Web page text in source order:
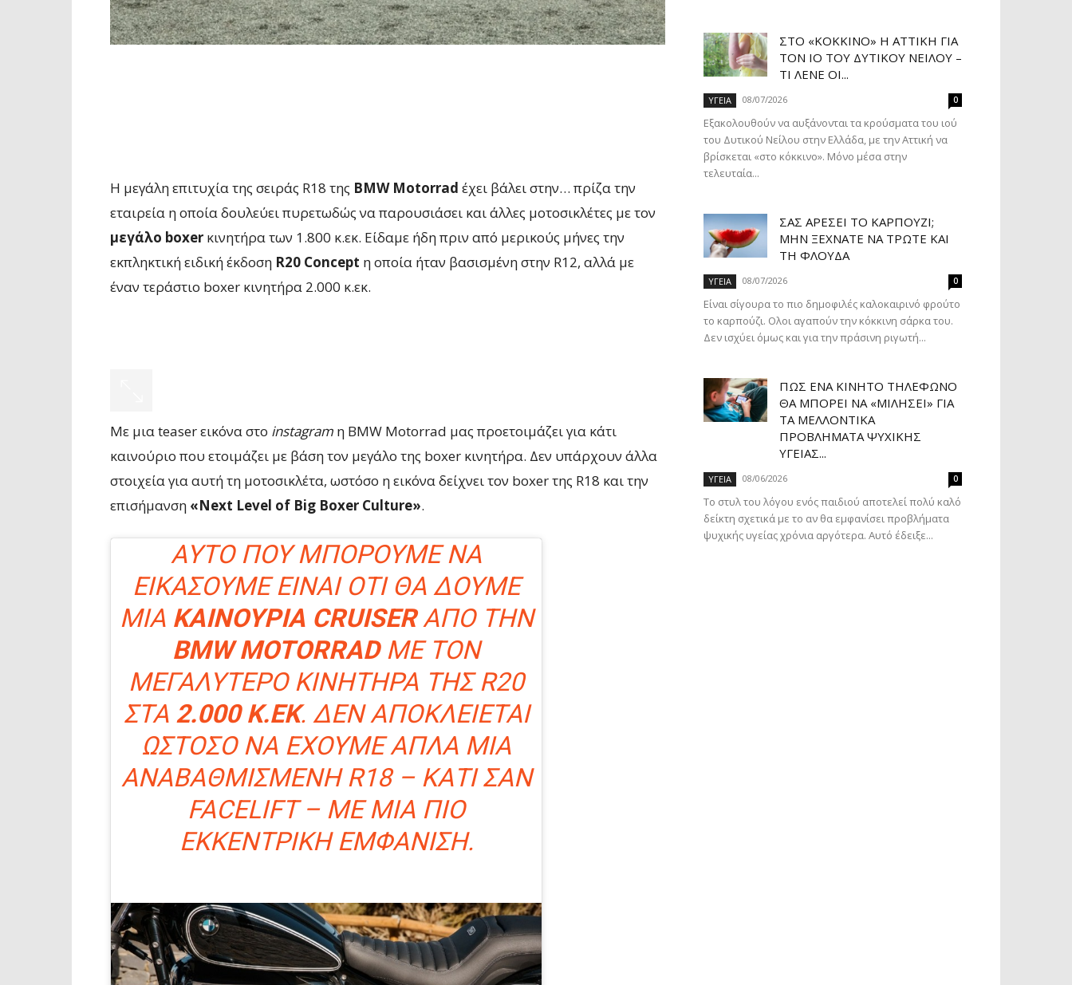
Η μεγάλη επιτυχία της σειράς R18 της BMW Motorrad έχει βάλει στην… πρίζα την
εταιρεία η οποία δουλεύει πυρετωδώς να παρουσιάσει και άλλες μοτοσικλέτες με τον
μεγάλο boxer κινητήρα των 1.800 κ.εκ. Είδαμε ήδη πριν από μερικούς μήνες την
εκπληκτική ειδική έκδοση R20 Concept η οποία ήταν βασισμένη στην R12, αλλά με
έναν τεράστιο boxer κινητήρα 2.000 κ.εκ.
Με μια teaser εικόνα στο instagram η BMW Motorrad μας προετοιμάζει για κάτι
καινούριο που ετοιμάζει με βάση τον μεγάλο της boxer κινητήρα. Δεν υπάρχουν άλλα
στοιχεία για αυτή τη μοτοσικλέτα, ωστόσο η εικόνα δείχνει τον boxer της R18 και την
επισήμανση «Next Level of Big Boxer Culture».
ΑΥΤΌ ΠΟΥ ΜΠΟΡΟΎΜΕ ΝΑ
ΕΙΚΆΣΟΥΜΕ ΕΊΝΑΙ ΌΤΙ ΘΑ ΔΟΎΜΕ
ΜΙΑ ΚΑΙΝΟΎΡΙΑ CRUISERΑΠΌ ΤΗΝ
BMW MOTORRADΜΕ ΤΟΝ
ΜΕΓΑΛΎΤΕΡΟ ΚΙΝΗΤΉΡΑ ΤΗΣ R20
ΣΤΑ 2.000 Κ.ΕΚ. ΔΕΝ ΑΠΟΚΛΕΊΕΤΑΙ
ΩΣΤΌΣΟ ΝΑ ΈΧΟΥΜΕ ΑΠΛΆ ΜΙΑ
ΑΝΑΒΑΘΜΙΣΜΈΝΗ R18 – ΚΆΤΙ ΣΑΝ
FACELIFT – ΜΕ ΜΙΑ ΠΙΟ
ΕΚΚΕΝΤΡΙΚΉ ΕΜΦΆΝΙΣΗ.
ΣΤΟ «ΚΌΚΚΙΝΟ» Η ΑΤΤΙΚΉ ΓΙΑ
ΤΟΝ ΙΌ ΤΟΥ ΔΥΤΙΚΟΎ ΝΕΊΛΟΥ –
ΤΙ ΛΈΝΕ ΟΙ...
ΥΓΕΙΑ 08/07/2026 0
Εξακολουθούν να αυξάνονται τα κρούσματα του ιού
του Δυτικού Νείλου στην Ελλάδα, με την Αττική να
βρίσκεται «στο κόκκινο». Μόνο μέσα στην
τελευταία...
ΣΑΣ ΑΡΈΣΕΙ ΤΟ ΚΑΡΠΟΎΖΙ;
ΜΗΝ ΞΕΧΝΆΤΕ ΝΑ ΤΡΏΤΕ ΚΑΙ
ΤΗ ΦΛΟΎΔΑ
ΥΓΕΙΑ 08/07/2026 0
Eίναι σίγουρα το πιο δημοφιλές καλοκαιρινό φρούτο
το καρπούζι. Ολοι αγαπούν την κόκκινη σάρκα του.
Δεν ισχύει όμως και για την πράσινη ριγωτή...
ΠΏΣ ΈΝΑ ΚΙΝΗΤΌ ΤΗΛΈΦΩΝΟ
ΘΑ ΜΠΟΡΕΊ ΝΑ «ΜΙΛΉΣΕΙ» ΓΙΑ
ΤΑ ΜΕΛΛΟΝΤΙΚΆ
ΠΡΟΒΛΉΜΑΤΑ ΨΥΧΙΚΉΣ
ΥΓΕΊΑΣ...
ΥΓΕΙΑ 08/06/2026 0
Το στυλ του λόγου ενός παιδιού αποτελεί πολύ καλό
δείκτη σχετικά με το αν θα εμφανίσει προβλήματα
ψυχικής υγείας χρόνια αργότερα. Αυτό έδειξε...